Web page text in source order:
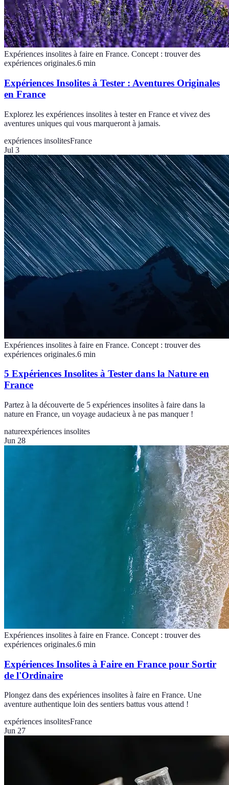
Expériences insolites à faire en France. Concept : trouver des
expériences originales.6 min
Expériences Insolites à Tester : Aventures Originales
en France
Explorez les expériences insolites à tester en France et vivez des
aventures uniques qui vous marqueront à jamais.
expériences insolitesFrance
Jul 3
Expériences insolites à faire en France. Concept : trouver des
expériences originales.6 min
5 Expériences Insolites à Tester dans la Nature en
France
Partez à la découverte de 5 expériences insolites à faire dans la
nature en France, un voyage audacieux à ne pas manquer !
natureexpériences insolites
Jun 28
Expériences insolites à faire en France. Concept : trouver des
expériences originales.6 min
Expériences Insolites à Faire en France pour Sortir
de l'Ordinaire
Plongez dans des expériences insolites à faire en France. Une
aventure authentique loin des sentiers battus vous attend !
expériences insolitesFrance
Jun 27